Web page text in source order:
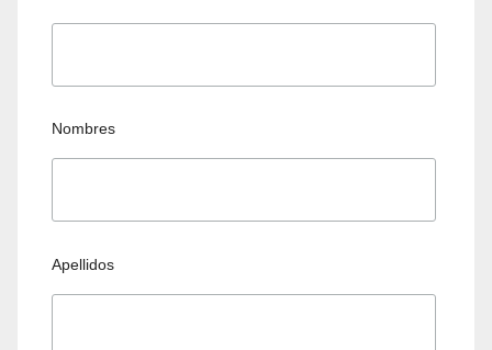
Nombres
Apellidos